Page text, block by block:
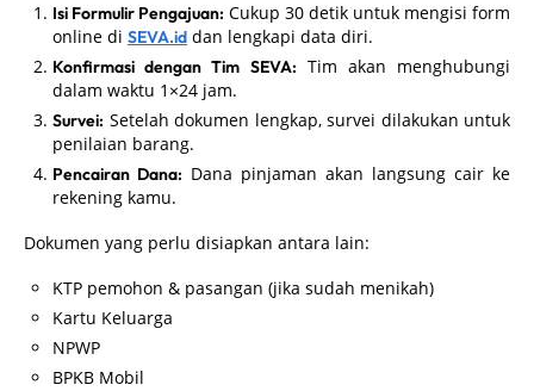
Isi Formulir Pengajuan: Cukup 30 detik untuk mengisi form
online di SEVA.id dan lengkapi data diri.
Konfirmasi dengan Tim SEVA: Tim akan menghubungi
dalam waktu 1×24 jam.
Survei: Setelah dokumen lengkap, survei dilakukan untuk
penilaian barang.
Pencairan Dana: Dana pinjaman akan langsung cair ke
rekening kamu.
Dokumen yang perlu disiapkan antara lain:
KTP pemohon & pasangan (jika sudah menikah)
Kartu Keluarga
NPWP
BPKB Mobil